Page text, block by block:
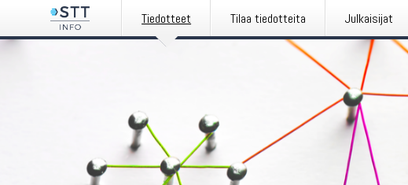
Tiedotteet Tilaa tiedotteita Julkaisijat